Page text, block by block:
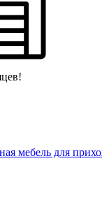
мебель для